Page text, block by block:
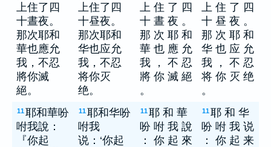
上住了四
十晝夜。
那次耶和
華也應允
我，不忍
將你滅
絕。
上住了四
十昼夜。
那次耶和
华也应允
我，不忍
将你灭
绝。
上 住 了 四
十 晝 夜 。
那 次 耶 和
華 也 應 允
我 ， 不 忍
將 你 滅 絕
。
上 住 了 四
十 昼 夜 。
那 次 耶 和
华 也 应 允
我 ， 不 忍
将 你 灭 绝
。
11耶和華吩
咐我說：
『你起
11耶和华吩
咐我
说：‘你起
11耶 和 華
吩 咐 我 說
： 你 起 來
11耶 和 华
吩 咐 我 说
： 你 起 来